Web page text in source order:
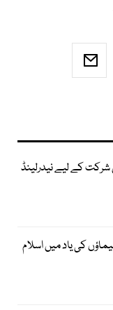
شرکت کے لیے نیدرلینڈ
کی یاد میں اسلام